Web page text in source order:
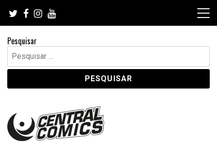
content
Pesquisar
Pesquisar
por: